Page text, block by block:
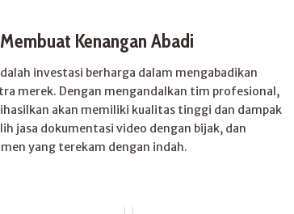
Kenangan Abadi
investasi berharga dalam mengabadikan
merek. Dengan mengandalkan tim profesional,
akan memiliki kualitas tinggi dan dampak
jasa dokumentasi video dengan bijak, dan
yang terekam dengan indah.